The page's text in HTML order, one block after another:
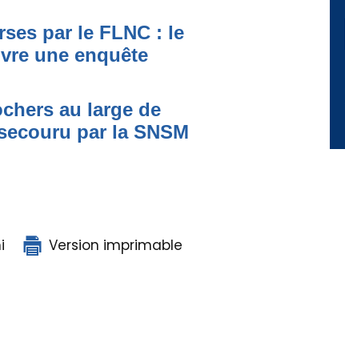
par le FLNC : le
une enquête
au large de
par la SNSM
Version imprimable